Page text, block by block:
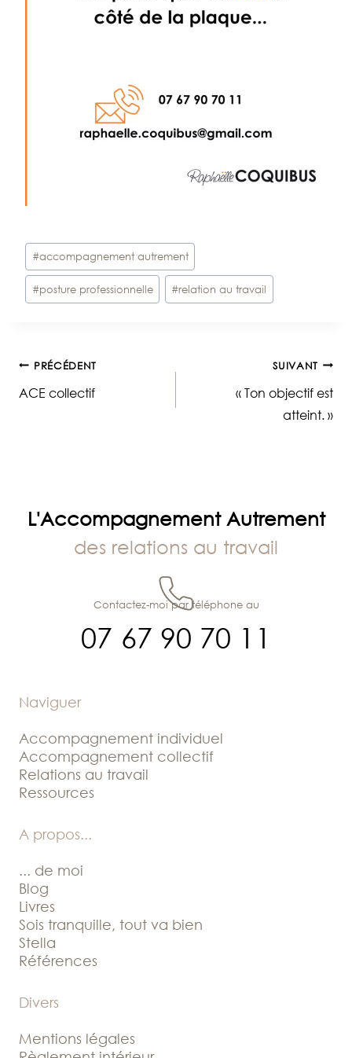
Étiquettes
de
la
#accompagnement autrement
#posture professionnelle #relation au travail
Navigation
PRÉCÉDENT
ACE collectif
SUIVANT
« Ton objectif est
atteint. »
L'Accompagnement Autrement
des relations au travail
07 67 90 70 11
Contactez-moi par téléphone au
Naviguer
Accompagnement individuel
Accompagnement collectif
Relations au travail
Ressources
A propos...
... de moi
Blog
Livres
Sois tranquille, tout va bien
Stella
Références
Divers
Mentions légales